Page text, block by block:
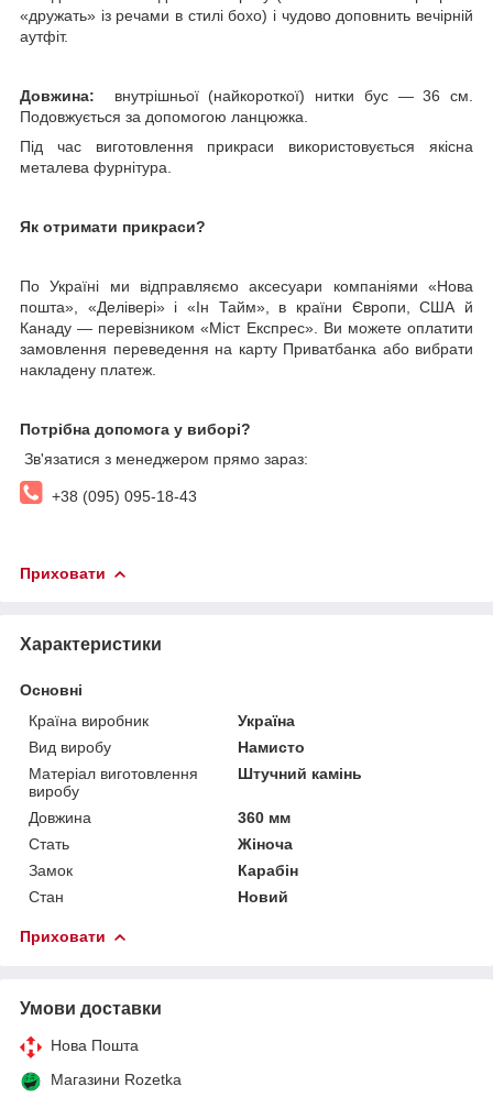
«дружать» із речами в стилі бохо) і чудово доповнить вечірній
аутфіт.
Довжина: внутрішньої (найкороткої) нитки бус — 36 см.
Подовжується за допомогою ланцюжка.
Під час виготовлення прикраси використовується якісна
металева фурнітура.
Як отримати прикраси?
По Україні ми відправляємо аксесуари компаніями «Нова
пошта», «Делівері» і «Ін Тайм», в країни Європи, США й
Канаду — перевізником «Міст Експрес». Ви можете оплатити
замовлення переведення на карту Приватбанка або вибрати
накладену платеж.
Потрібна допомога у виборі?
Зв'язатися з менеджером прямо зараз:
+38 (095) 095-18-43
Приховати
Характеристики
Основні
Країна виробник
Україна
Вид виробу
Намисто
Матеріал виготовлення
виробу
Штучний камінь
Довжина
360 мм
Стать
Жіноча
Замок
Карабін
Стан
Новий
Приховати
Умови доставки
Нова Пошта
Магазини Rozetka